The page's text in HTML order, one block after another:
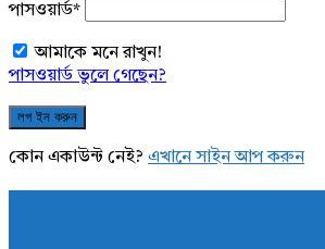
পাসওয়ার্ড*
আমাকে মনে রাখুন!
পাসওয়ার্ড ভুলে গেছেন?
কোন একাউন্ট নেই? এখানে সাইন আপ করুন